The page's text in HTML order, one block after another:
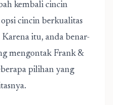
kembali cincin
cincin berkualitas
itu, anda benar-
mengontak Frank &
pilihan yang